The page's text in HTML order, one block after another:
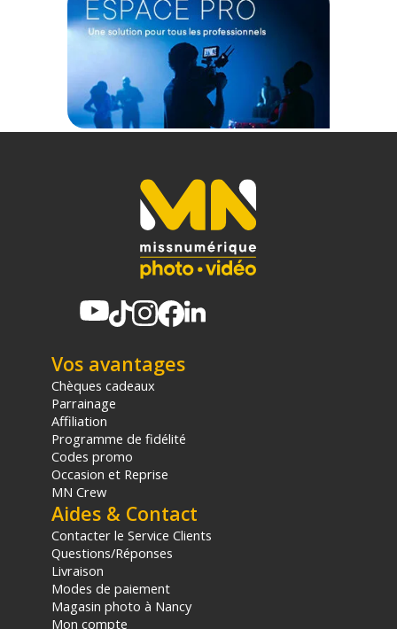
Compatibilité accessoires : Filetage standard 1/4 compatible
avec la plupart des extensions
Stabilité : Base trépied intégrée pour une pose fixe sécurisée
Ergonomie : Design de poignée confortable et facile à
manipuler
Compatibilité écosystème : Développé spécifiquement pour
la série Insta360 Luna
1x Poignée batterie Insta360 Luna
Offre valable jusqu'au 07-08-2026 inclus.
Code EAN Insta360 poignée batterie noire pour Luna -
Accessoires caméra sport - Achat et Prix :6942590200603
(1) Offre valable jusqu'au 31 Décembre 2030 à partir de 49 euros
sur les produits de moins de 1m et moins de 20Kg.
(2) Nombre de points Fidélité estimés, hors remises au panier, basé
sur le prix TTC en €, les points seront effectivement calculés dans le
panier.
Vos avantages
Chèques cadeaux
Parrainage
Affiliation
Programme de fidélité
Codes promo
Occasion et Reprise
MN Crew
Aides & Contact
Contacter le Service Clients
Questions/Réponses
Livraison
Modes de paiement
Magasin photo à Nancy
Mon compte